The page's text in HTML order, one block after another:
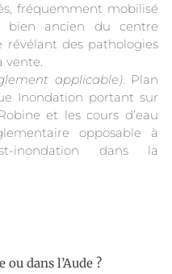
fréquemment mobilisé
bien ancien du centre
révélant des pathologies
vente.
applicable). Plan
Inondation portant sur
et les cours d’eau
opposable à
inondation dans la
dans l’Aude ?